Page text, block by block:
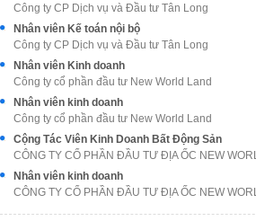
Công ty CP Dịch vụ và Đầu tư Tân Long
Nhân viên Kế toán nội bộ
Công ty CP Dịch vụ và Đầu tư Tân Long
Nhân viên Kinh doanh
Công ty cổ phần đầu tư New World Land
Nhân viên kinh doanh
Công ty cổ phần đầu tư New World Land
Cộng Tác Viên Kinh Doanh Bất Động Sản
CÔNG TY CỔ PHẦN ĐẦU TƯ ĐỊA ỐC NEW
Nhân viên kinh doanh
CÔNG TY CỔ PHẦN ĐẦU TƯ ĐỊA ỐC NEW